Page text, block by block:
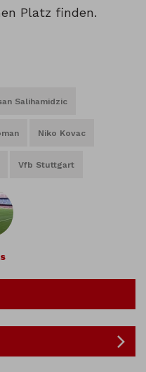
Platz finden.
Salihamidzic
Niko Kovac
Vfb Stuttgart